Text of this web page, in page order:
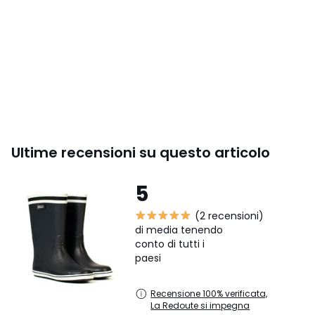
Ultime recensioni su questo articolo
5
(2 recensioni)
di media tenendo
conto di tutti i
paesi
Recensione 100% verificata,
La Redoute si impegna